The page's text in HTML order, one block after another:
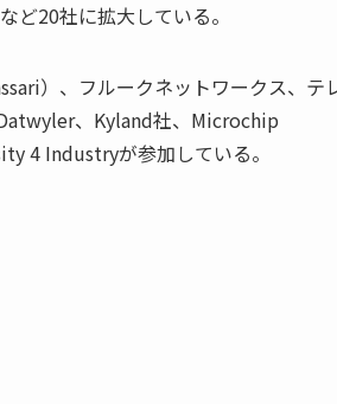
ど20社に拡大している。
）、フルークネットワークス、テ
、Kyland社、Microchip
4 Industryが参加している。